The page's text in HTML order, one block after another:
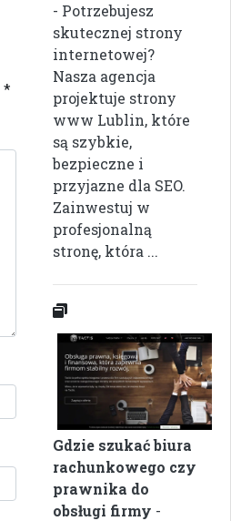
*
- Potrzebujesz
skutecznej strony
internetowej?
Nasza agencja
projektuje strony
www Lublin, które
są szybkie,
bezpieczne i
przyjazne dla SEO.
Zainwestuj w
profesjonalną
stronę, która ...
Gdzie szukać biura
rachunkowego czy
prawnika do
obsługi firmy -